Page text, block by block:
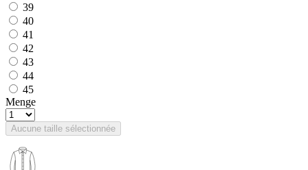
39
40
41
42
43
44
45
Menge
Aucune taille sélectionnée